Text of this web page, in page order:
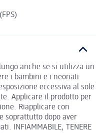
anche se si utilizza un
i bambini e i neonati
eccessiva al sole
Applicare il prodotto per
Riapplicare con
soprattutto dopo aver
INFIAMMABILE, TENERE